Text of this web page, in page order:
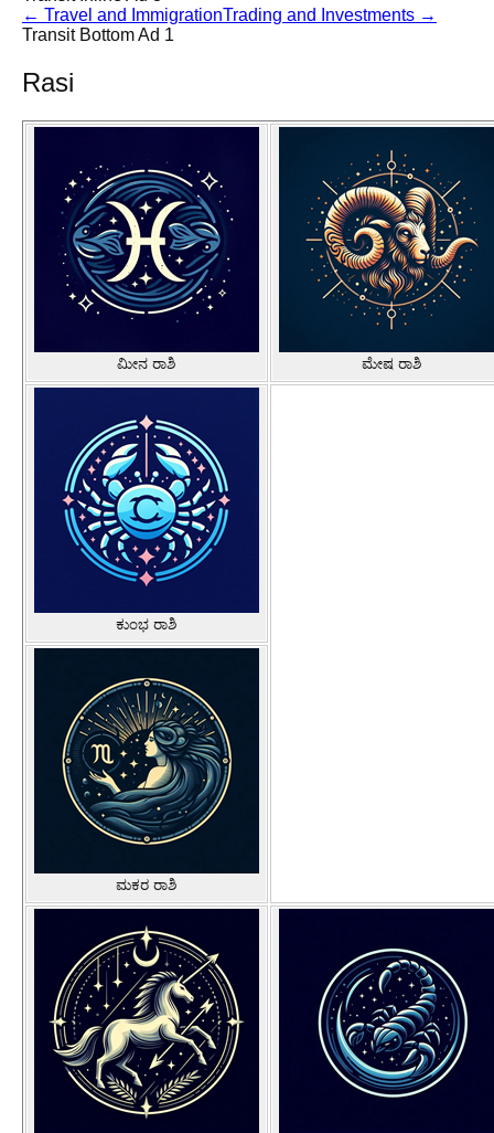
← Travel and ImmigrationTrading and Investments →
Transit Bottom Ad 1
Rasi
ಮೀನ ರಾಶಿ ಮೇಷ ರಾಶಿ
ಕುಂಭ ರಾಶಿ
ಮಕರ ರಾಶಿ